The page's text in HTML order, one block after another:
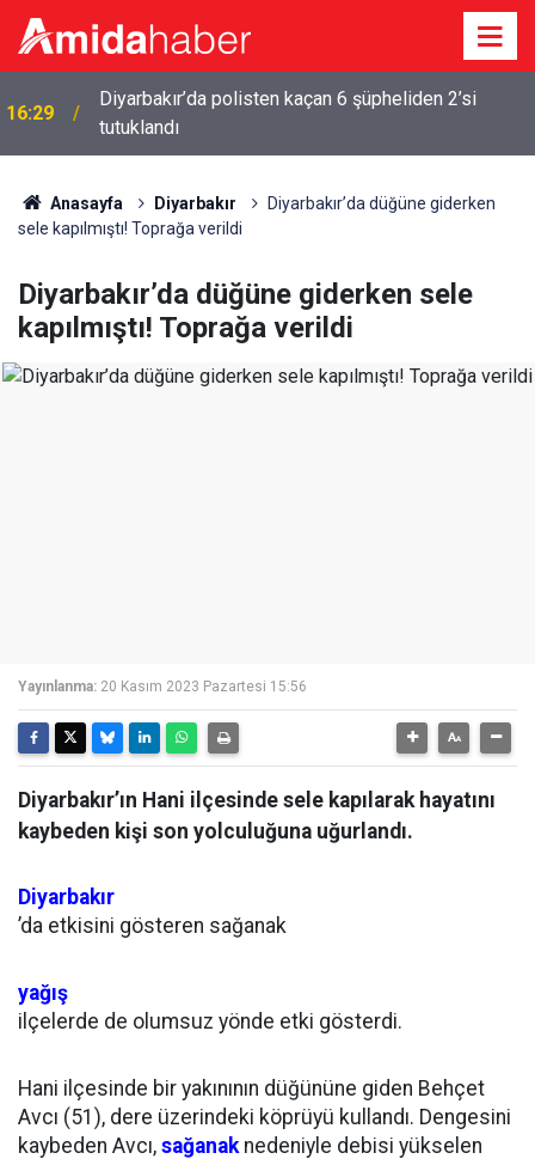
16:29
Diyarbakır’da polisten kaçan 6 şüpheliden 2’si
tutuklandı
Anasayfa Diyarbakır
Diyarbakır’da düğüne giderken
sele kapılmıştı! Toprağa verildi
Diyarbakır’da düğüne giderken sele
kapılmıştı! Toprağa verildi
Yayınlanma: 20 Kasım 2023 Pazartesi 15:56
Diyarbakır’ın Hani ilçesinde sele kapılarak hayatını
kaybeden kişi son yolculuğuna uğurlandı.
Diyarbakır
’da etkisini gösteren sağanak
yağış
ilçelerde de olumsuz yönde etki gösterdi.
Hani ilçesinde bir yakınının düğününe giden Behçet
Avcı (51), dere üzerindeki köprüyü kullandı. Dengesini
kaybeden Avcı, sağanaknedeniyle debisi yükselen